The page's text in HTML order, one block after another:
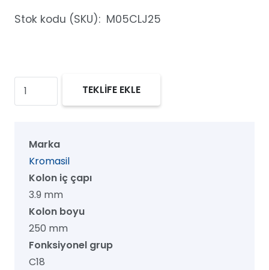
Stok kodu (SKU): M05CLJ25
Kromasil
100
Kolon,
µm,
mm
TEKLİFE EKLE
Marka
Kromasil
Kolon iç çapı
3.9 mm
Kolon boyu
250 mm
Fonksiyonel grup
C18